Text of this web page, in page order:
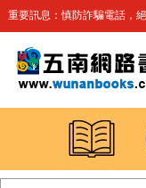
重要訊息：慎防詐騙電話，